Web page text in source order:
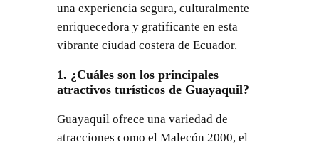
una experiencia segura, culturalmente
enriquecedora y gratificante en esta
vibrante ciudad costera de Ecuador.
1. ¿Cuáles son los principales
atractivos turísticos de Guayaquil?
Guayaquil ofrece una variedad de
atracciones como el Malecón 2000, el